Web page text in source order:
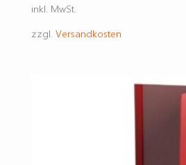
inkl. MwSt.
zzgl. Versandkosten